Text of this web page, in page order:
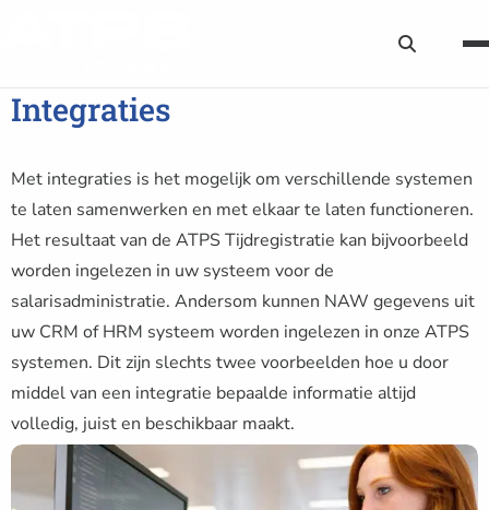
Zoekknop
Integraties
Met integraties is het mogelijk om verschillende systemen
te laten samenwerken en met elkaar te laten functioneren.
Het resultaat van de ATPS Tijdregistratie kan bijvoorbeeld
worden ingelezen in uw systeem voor de
salarisadministratie. Andersom kunnen NAW gegevens uit
uw CRM of HRM systeem worden ingelezen in onze ATPS
systemen. Dit zijn slechts twee voorbeelden hoe u door
middel van een integratie bepaalde informatie altijd
volledig, juist en beschikbaar maakt.